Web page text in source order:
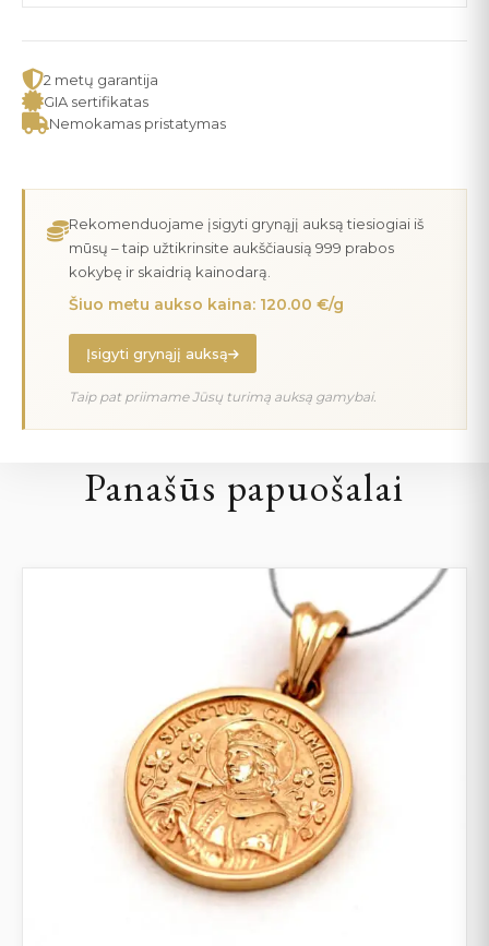
2 metų garantija
GIA sertifikatas
Nemokamas pristatymas
Rekomenduojame įsigyti grynąjį auksą tiesiogiai iš
mūsų – taip užtikrinsite aukščiausią 999 prabos
kokybę ir skaidrią kainodarą.
Šiuo metu aukso kaina: 120.00 €/g
Įsigyti grynąjį auksą
Taip pat priimame Jūsų turimą auksą gamybai.
Panašūs papuošalai